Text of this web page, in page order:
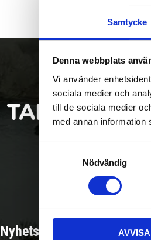
Samtycke
Denna webbplats
Vi använder
sociala medier och
till de sociala medier
med annan information
Nödvändig
AVVISA
Betala
Nyhetsbrev - Ta del av